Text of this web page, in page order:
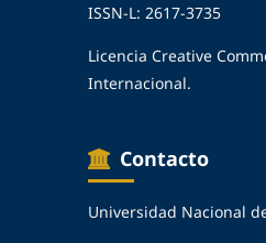
ISSN-L: 2617-3735
Licencia Creative
Internacional.
Contacto
Universidad Nacional